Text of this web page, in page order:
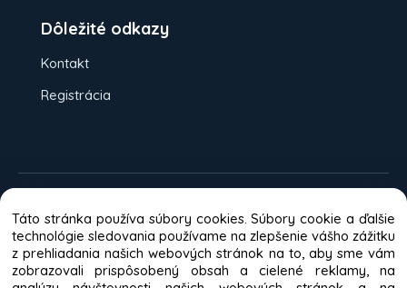
Dôležité odkazy
Kontakt
Registrácia
kartou
Bankový prevod
Odporúča väčšina zákazníkov
Táto stránka používa súbory cookies. Súbory cookie a ďalšie
technológie sledovania používame na zlepšenie vášho zážitku
z prehliadania našich webových stránok na to, aby sme vám
zobrazovali prispôsobený obsah a cielené reklamy, na